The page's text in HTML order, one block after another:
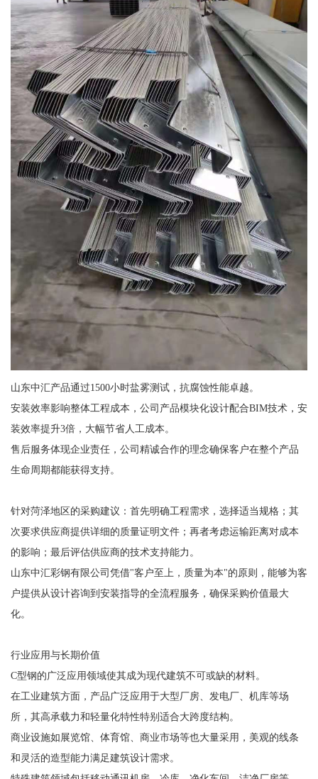
山东中汇产品通过1500小时盐雾测试，抗腐蚀性能卓越。
安装效率影响整体工程成本，公司产品模块化设计配合BIM技术，安
装效率提升3倍，大幅节省人工成本。
售后服务体现企业责任，公司精诚合作的理念确保客户在整个产品
生命周期都能获得支持。
针对菏泽地区的采购建议：首先明确工程需求，选择适当规格；其
次要求供应商提供详细的质量证明文件；再者考虑运输距离对成本
的影响；最后评估供应商的技术支持能力。
山东中汇彩钢有限公司凭借"客户至上，质量为本"的原则，能够为客
户提供从设计咨询到安装指导的全流程服务，确保采购价值最大
化。
行业应用与长期价值
C型钢的广泛应用领域使其成为现代建筑不可或缺的材料。
在工业建筑方面，产品广泛应用于大型厂房、发电厂、机库等场
所，其高承载力和轻量化特性特别适合大跨度结构。
商业设施如展览馆、体育馆、商业市场等也大量采用，美观的线条
和灵活的造型能力满足建筑设计需求。